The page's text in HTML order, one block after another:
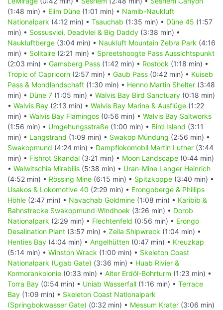
(1:48 min) • Elim Düne (1:01 min) • Namib-Naukluft
Nationalpark (4:12 min) • Tsauchab (1:35 min) • Düne 45 (1:57
min) • Sossusvlei, Deadvlei & Big Daddy (3:38 min) •
Naukluftberge (3:04 min) • Naukluft Mountain Zebra Park (4:16
min) • Solitaire (2:21 min) • Spreetshoogte Pass Aussichtspunkt
(2:03 min) • Gamsberg Pass (1:42 min) • Rostock (1:18 min) •
Tropic of Capricorn (2:57 min) • Gaub Pass (0:42 min) • Kuiseb
Pass & Mondlandschaft (1:30 min) • Henno Martin Shelter (3:48
min) • Düne 7 (1:05 min) • Walvis Bay Bird Sanctuary (0:18 min)
• Walvis Bay (2:13 min) • Walvis Bay Marina & Ausflüge (1:22
min) • Walvis Bay Flamingos (0:56 min) • Walvis Bay Saltworks
(1:56 min) • Umgehungsstraße (1:00 min) • Bird Island (3:11
min) • Langstrand (1:09 min) • Swakop Mündung (2:56 min) •
Swakopmund (4:24 min) • Dampflokomobil Martin Luther (3:44
min) • Fishrot Skandal (3:21 min) • Moon Landscape (0:44 min)
• Welwitschia Mirabilis (5:38 min) • Uran-Mine Langer Heinrich
(4:52 min) • Rössing Mine (6:15 min) • Spitzkoppe (3:40 min) •
Usakos & Lokomotive 40 (2:29 min) • Erongoberge & Phillips
Höhle (2:47 min) • Navachab Goldmine (1:08 min) • Karibib &
Bahnstrecke Swakopmund-Windhoek (3:26 min) • Dorob
Nationalpark (2:29 min) • Flechtenfeld (0:56 min) • Erongo
Desalination Plant (3:57 min) • Zeila Shipwreck (1:04 min) •
Henties Bay (4:04 min) • Angelhütten (0:47 min) • Kreuzkap
(5:14 min) • Winston Wrack (1:00 min) • Skeleton Coast
Nationalpark (Ugab Gate) (3:36 min) • Huab Rivier &
Kormorankolonie (0:33 min) • Alter Erdöl-Bohrturm (1:23 min) •
Torra Bay (0:54 min) • Uniab Wasserfall (1:16 min) • Terrace
Bay (1:09 min) • Skeleton Coast Nationalpark
(Springbokwasser Gate) (0:32 min) • Messum Krater (3:06 min)